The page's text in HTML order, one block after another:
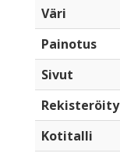
Väri
Painotus
Sivut
Rekisteröity
Kotitalli